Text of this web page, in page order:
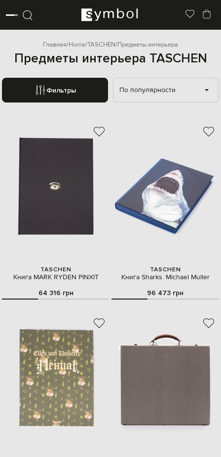
Главная Home TASCHEN Предметы интерьера
Предметы интерьера TASCHEN
Фильтры По популярности
TASCHEN
Книга MARK RYDEN PINXIT
64 316 грн
TASCHEN
Книга Sharks. Michael Muller
96 473 грн